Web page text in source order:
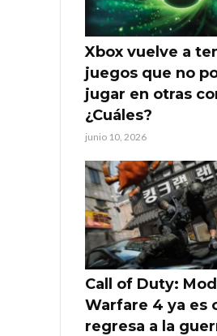
Xbox vuelve a
juegos que no
jugar en otras
¿Cuáles?
junio 10, 2026
Call of Duty:
Warfare 4 ya es
regresa a la